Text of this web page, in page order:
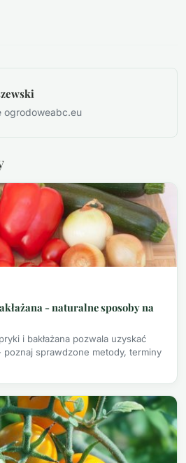
ogrodoweabc.eu
- naturalne sposoby na
i bakłażana pozwala uzyskać
sprawdzone metody, terminy